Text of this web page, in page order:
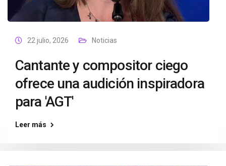
22 julio, 2026 Noticias
Cantante y compositor ciego
ofrece una audición inspiradora
para 'AGT'
Leer más